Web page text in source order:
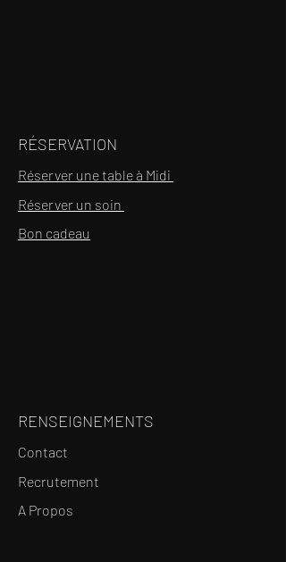
RÉSERVATION
Réserver une table à Midi
Réserver un soin
Bon cadeau
RENSEIGNEMENTS
Contact
Recrutement
A Propos